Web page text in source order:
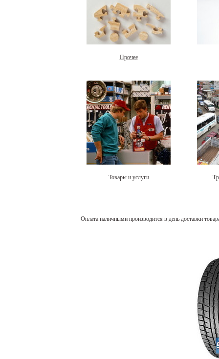
Прочее
Товары и услуги
Оплата наличными производится в день доставки